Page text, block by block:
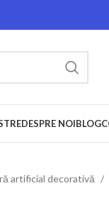
DESPRE NOIBLOG
artificial decorativă